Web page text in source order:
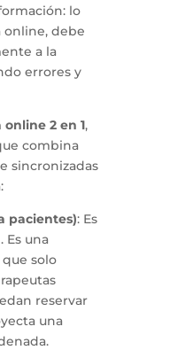
lo
online, debe
a la
errores y
2 en 1,
combina
sincronizadas
pacientes): Es
Es una
solo
reservar
una